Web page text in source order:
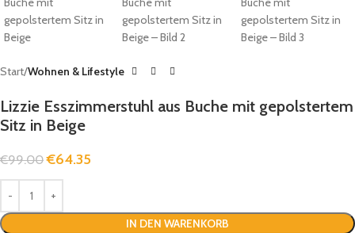
Start Wohnen & Lifestyle
Lizzie Esszimmerstuhl aus Buche mit gepolstertem
Sitz in Beige
€99.00 €64.35
IN DEN WARENKORB